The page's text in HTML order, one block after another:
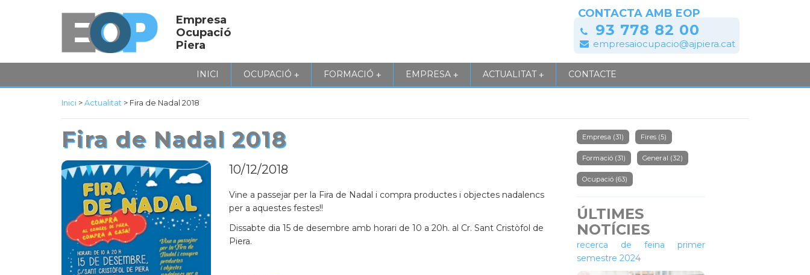
Empresa
Ocupació
Piera
CONTACTA AMB EOP
93 778 82 00
empresaiocupacio@ajpiera.cat
INICI +
OCUPACIÓ +
FORMACIÓ +
EMPRESA +
ACTUALITAT CONTACTE
Inici > Actualitat > Fira de Nadal 2018
Fira de Nadal 2018
10/12/2018
Vine a passejar per la Fira de Nadal i compra productes i objectes nadalencs
per a aquestes festes!!
Dissabte dia 15 de desembre amb horari de 10 a 20h. al Cr. Sant Cristòfol de
Piera.
Empresa (31) Fires (5)
Formació (31) General (32)
Ocupació (63)
ÚLTIMES
NOTÍCIES
Tallers de millora per a la
recerca de feina primer
semestre 2024